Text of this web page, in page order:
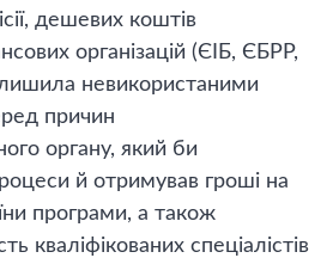
дешевих коштів
організацій (ЄІБ, ЄБРР,
невикористаними
причин
органу, який би
й отримував гроші на
програми, а також
кваліфікованих спеціалістів